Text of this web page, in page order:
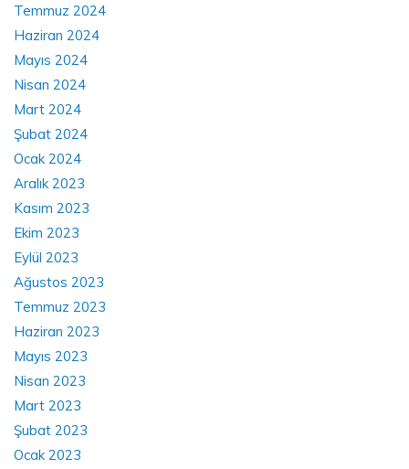
Temmuz 2024
Haziran 2024
Mayıs 2024
Nisan 2024
Mart 2024
Şubat 2024
Ocak 2024
Aralık 2023
Kasım 2023
Ekim 2023
Eylül 2023
Ağustos 2023
Temmuz 2023
Haziran 2023
Mayıs 2023
Nisan 2023
Mart 2023
Şubat 2023
Ocak 2023